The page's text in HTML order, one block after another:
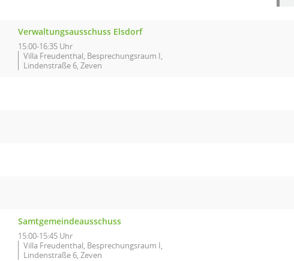
Verwaltungsausschuss Elsdorf
15:00-16:35 Uhr
Villa Freudenthal, Besprechungsraum I,
Lindenstraße 6, Zeven
Samtgemeindeausschuss
15:00-15:45 Uhr
Villa Freudenthal, Besprechungsraum I,
Lindenstraße 6, Zeven